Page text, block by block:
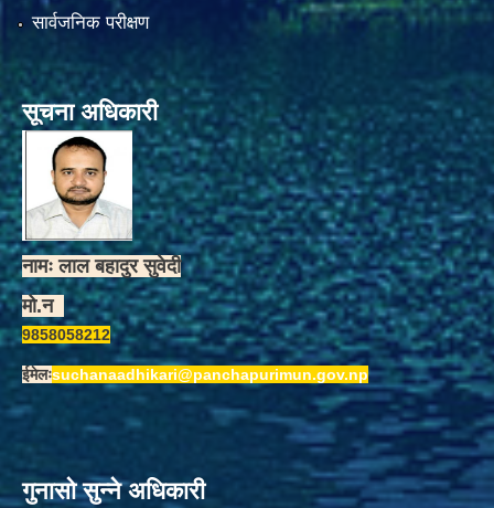
सार्वजनिक परीक्षण
सूचना अधिकारी
नामः लाल बहादुर सुवेदी
मो.न
9858058212
ईमेलःsuchanaadhikari@panchapurimun.gov.np
गुनासो सुन्ने अधिकारी